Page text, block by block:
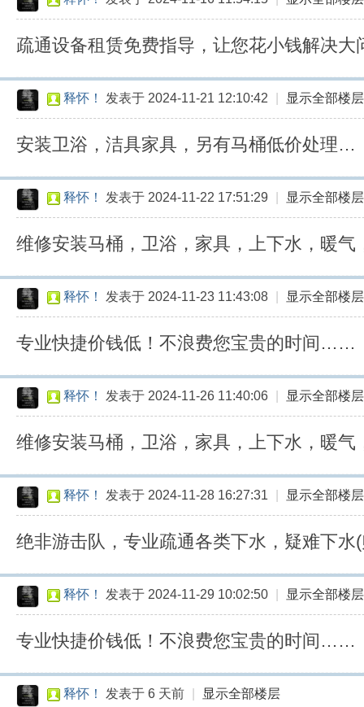
疏通设备租赁免费指导，让您花小钱解决大
释怀！ 发表于 2024-11-21 12:10:42 显示全部楼层
安装卫浴，洁具家具，另有马桶低价处理…
释怀！ 发表于 2024-11-22 17:51:29 显示全部楼层
维修安装马桶，卫浴，家具，上下水，暖
释怀！ 发表于 2024-11-23 11:43:08 显示全部楼层
专业快捷价钱低！不浪费您宝贵的时间……
释怀！ 发表于 2024-11-26 11:40:06 显示全部楼层
维修安装马桶，卫浴，家具，上下水，暖
释怀！ 发表于 2024-11-28 16:27:31 显示全部楼层
绝非游击队，专业疏通各类下水，疑难下
释怀！ 发表于 2024-11-29 10:02:50 显示全部楼层
专业快捷价钱低！不浪费您宝贵的时间……
释怀！ 发表于 6 天前 显示全部楼层